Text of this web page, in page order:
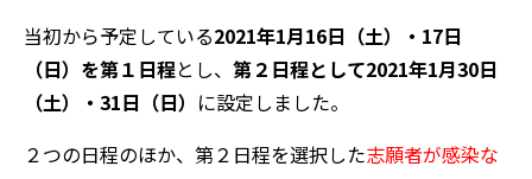
当初から予定している2021年1月16日（土）・17日
（日）を第１日程とし、 第２日程として2021年1月30日
（土）・31日（日） に設定しました。
２つの日程のほか、第２日程を選択した志願者が感染な